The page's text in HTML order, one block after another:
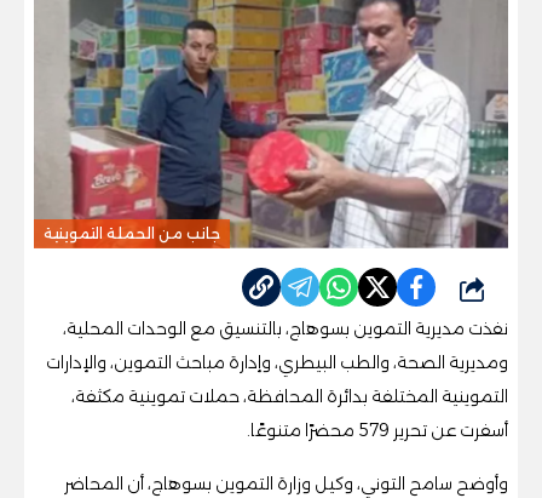
جانب من الحملة التموينية
شارك
نفذت مديرية التموين بسوهاج، بالتنسيق مع الوحدات المحلية،
ومديرية الصحة، والطب البيطري، وإدارة مباحث التموين، والإدارات
التموينية المختلفة بدائرة المحافظة، حملات تموينية مكثفة،
أسفرت عن تحرير 579 محضرًا متنوعًا.
وأوضح سامح التوني، وكيل وزارة التموين بسوهاج، أن المحاضر